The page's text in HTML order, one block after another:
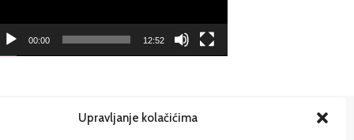
Upravljanje kolačićima
00:00 12:52